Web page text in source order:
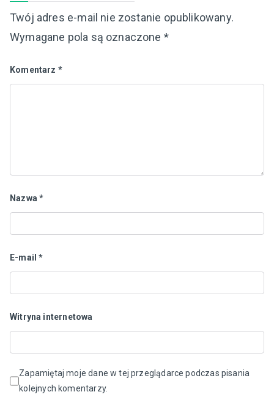
Twój adres e-mail nie zostanie opublikowany.
Wymagane pola są oznaczone *
Komentarz *
Nazwa*
E-mail*
Witryna internetowa
Zapamiętaj moje dane w tej przeglądarce podczas pisania
kolejnych komentarzy.